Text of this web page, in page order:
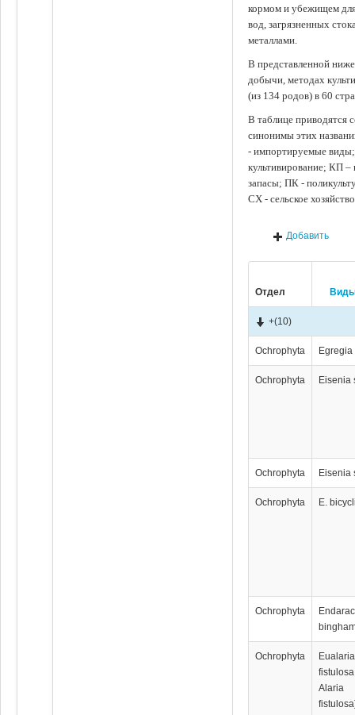
кормом и убежищем
вод, загрязненных
металлами.
В представленной
добычи, методах
(из 134 родов) в 60
В таблице приводятся
синонимы этих
- импортируемые
культивирование; КП
запасы; ПК -
СХ - сельское
Добавить
Отдел
+(10)
Ochrophyta Egregia
Ochrophyta Eisenia
Ochrophyta Eisenia
Ochrophyta E.
Ochrophyta
Ochrophyta
Eualaria
Alaria